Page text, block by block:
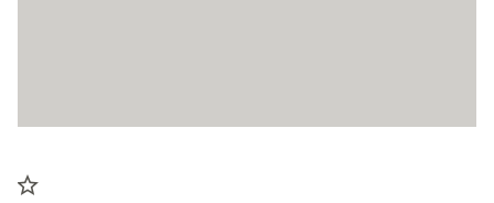
star_border